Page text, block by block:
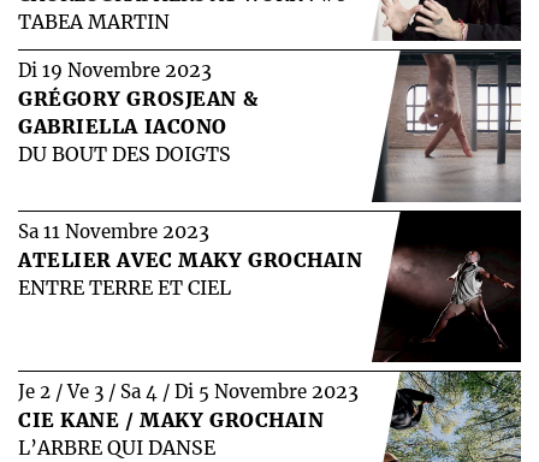
TABEA MARTIN
Di 19 Novembre 2023
GRÉGORY GROSJEAN &
GABRIELLA IACONO
DU BOUT DES DOIGTS
Sa 11 Novembre 2023
ATELIER AVEC MAKY GROCHAIN
ENTRE TERRE ET CIEL
Je 2 / Ve 3 / Sa 4 / Di 5 Novembre 2023
CIE KANE / MAKY GROCHAIN
L’ARBRE QUI DANSE